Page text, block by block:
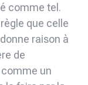
comme tel.
que celle
raison à
de
comme un